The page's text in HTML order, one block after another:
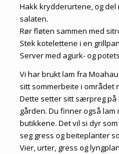
Hakk krydderurtene, og del
salaten.
Rør fløten sammen med
Stek kotelettene i en
Server med agurk- og
Vi har brukt lam fra
sitt sommerbeite i området
Dette setter sitt særpreg på
gården. Du finner også
butikkene. Det vil si dyr
seg gress og beiteplanter
Vier, urter, gress og